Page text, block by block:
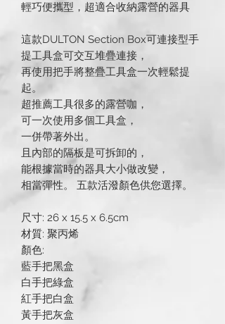
輕巧便攜型，超適合收納露營的器具
這款DULTON Section Box可連接型手
提工具盒可交互堆疊連接，
再使用把手將整疊工具盒一次輕鬆提
起。
超推薦工具很多的露營咖，
可一次使用多個工具盒，
一併帶著外出。
且內部的隔板是可拆卸的，
能根據當時的器具大小做改變，
相當彈性。 五款活潑顏色供您選擇。
尺寸: 26 x 15.5 x 6.5cm
材質: 聚丙烯
顏色:
藍手把黑盒
白手把綠盒
紅手把白盒
黃手把灰盒